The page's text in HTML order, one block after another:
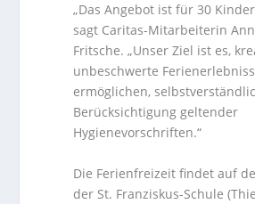
„Das Angebot ist für 30
sagt Caritas-Mitarbeiterin
Fritsche. „Unser Ziel ist es,
unbeschwerte
ermöglichen,
Berücksichtigung geltender
Hygienevorschriften.“
Die Ferienfreizeit findet auf
der St. Franziskus-Schule